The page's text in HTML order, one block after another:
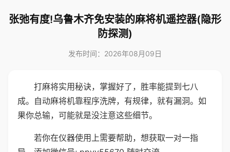
张弛有度!乌鲁木齐免安装的麻将机遥控器(隐形
防探测)
发布时间：2026年08月09日
打麻将实用秘诀，掌握好了，胜率能提到七八
成。自动麻将机靠程序洗牌，有规律，就有漏洞。如
果你总输，可能就是没注意这些细节。
若你在仪器使用上需要帮助，想获取一对一指